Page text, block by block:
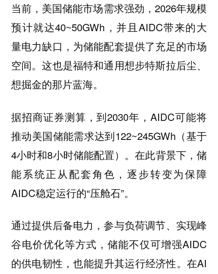
当前，美国储能市场需求强劲，2026年规模
预计就达40~50GWh，并且AIDC带来的大
量电力缺口，为储能配套提供了充足的市场
空间。这也是福特和通用想步特斯拉后尘、
想掘金的那片蓝海。
据招商证券测算，到2030年，AIDC可能将
推动美国储能需求达到122~245GWh（基于
4小时和8小时储能配置）。在此背景下，储
能系统正从配套角色，逐步转变为保障
AIDC稳定运行的“压舱石”。
通过提供后备电力，参与负荷调节、实现峰
谷电价优化等方式，储能不仅可增强AIDC
的供电韧性，也能提升其运行经济性。在AI